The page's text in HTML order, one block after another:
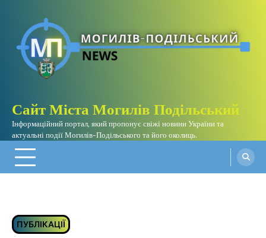
вмісту
Сайт Міста Могилів Подільський
Інформаційний портал, який пропонує свіжі новини України та
актуальні події Могилів-Подільського та його околиць.
ПУБЛІКАЦІЇ